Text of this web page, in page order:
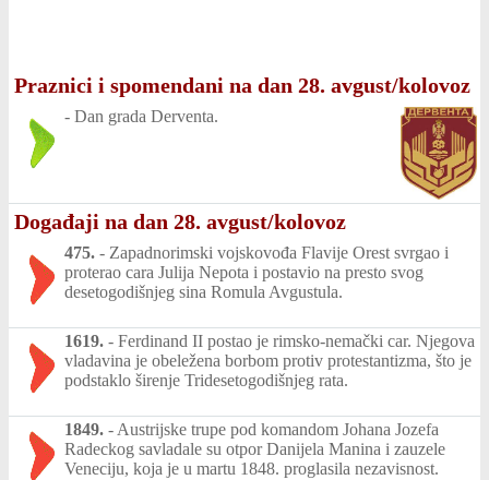
Praznici i spomendani na dan 28. avgust/kolovoz
- Dan grada Derventa.
Događaji na dan 28. avgust/kolovoz
475. - Zapadnorimski vojskovođa Flavije Orest svrgao i
proterao cara Julija Nepota i postavio na presto svog
desetogodišnjeg sina Romula Avgustula.
1619. - Ferdinand II postao je rimsko-nemački car. Njegova
vladavina je obeležena borbom protiv protestantizma, što je
podstaklo širenje Tridesetogodišnjeg rata.
1849. - Austrijske trupe pod komandom Johana Jozefa
Radeckog savladale su otpor Danijela Manina i zauzele
Veneciju, koja je u martu 1848. proglasila nezavisnost.